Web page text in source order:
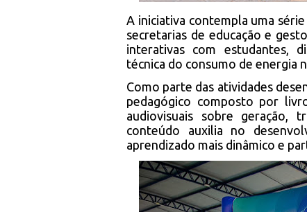
A iniciativa contempla uma
secretarias de educação e
interativas com estudantes,
técnica do consumo de energia
Como parte das atividades
pedagógico composto por
audiovisuais sobre geração,
conteúdo auxilia no
aprendizado mais dinâmico e